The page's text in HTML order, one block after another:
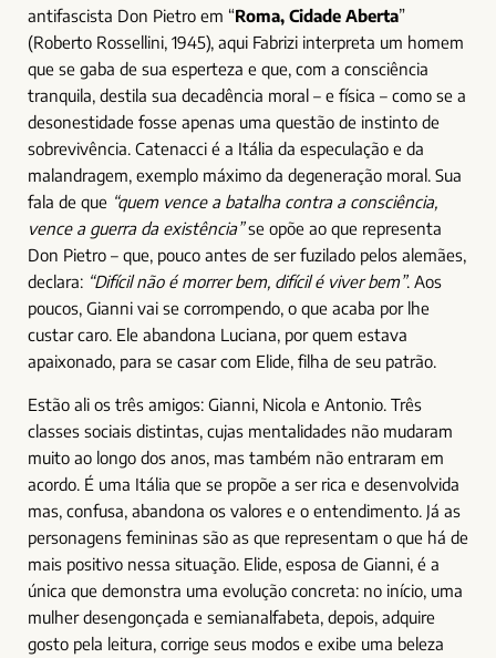
antifascista Don Pietro em “Roma, Cidade Aberta”
(Roberto Rossellini, 1945), aqui Fabrizi interpreta um homem
que se gaba de sua esperteza e que, com a consciência
tranquila, destila sua decadência moral – e física – como se a
desonestidade fosse apenas uma questão de instinto de
sobrevivência. Catenacci é a Itália da especulação e da
malandragem, exemplo máximo da degeneração moral. Sua
fala de que “quem vence a batalha contra a consciência,
vence a guerra da existência”se opõe ao que representa
Don Pietro – que, pouco antes de ser fuzilado pelos alemães,
declara: “Difícil não é morrer bem, difícil é viver bem”. Aos
poucos, Gianni vai se corrompendo, o que acaba por lhe
custar caro. Ele abandona Luciana, por quem estava
apaixonado, para se casar com Elide, filha de seu patrão.
Estão ali os três amigos: Gianni, Nicola e Antonio. Três
classes sociais distintas, cujas mentalidades não mudaram
muito ao longo dos anos, mas também não entraram em
acordo. É uma Itália que se propõe a ser rica e desenvolvida
mas, confusa, abandona os valores e o entendimento. Já as
personagens femininas são as que representam o que há de
mais positivo nessa situação. Elide, esposa de Gianni, é a
única que demonstra uma evolução concreta: no início, uma
mulher desengonçada e semianalfabeta, depois, adquire
gosto pela leitura, corrige seus modos e exibe uma beleza